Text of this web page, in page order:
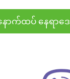
ောက်ထပ် နေရာဒ